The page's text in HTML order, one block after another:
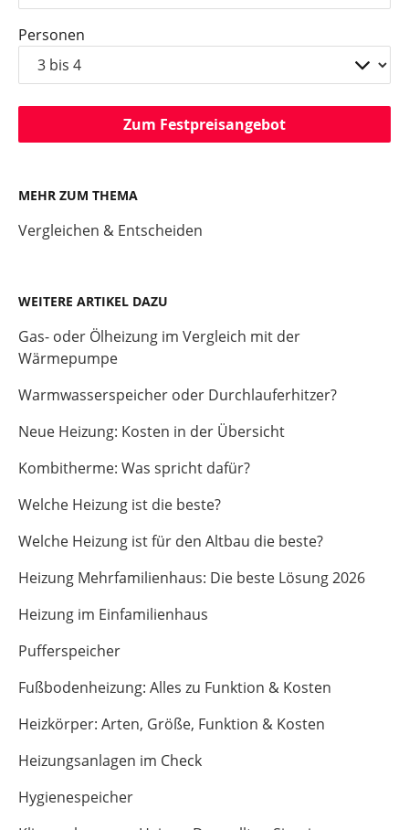
Personen
Zum Festpreisangebot
MEHR ZUM THEMA
Vergleichen & Entscheiden
WEITERE ARTIKEL DAZU
Gas- oder Ölheizung im Vergleich mit der
Wärmepumpe
Warmwasserspeicher oder Durchlauferhitzer?
Neue Heizung: Kosten in der Übersicht
Kombitherme: Was spricht dafür?
Welche Heizung ist die beste?
Welche Heizung ist für den Altbau die beste?
Heizung Mehrfamilienhaus: Die beste Lösung 2026
Heizung im Einfamilienhaus
Pufferspeicher
Fußbodenheizung: Alles zu Funktion & Kosten
Heizkörper: Arten, Größe, Funktion & Kosten
Heizungsanlagen im Check
Hygienespeicher